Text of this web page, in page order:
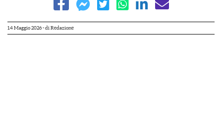
14 Maggio 2026- di Redazione